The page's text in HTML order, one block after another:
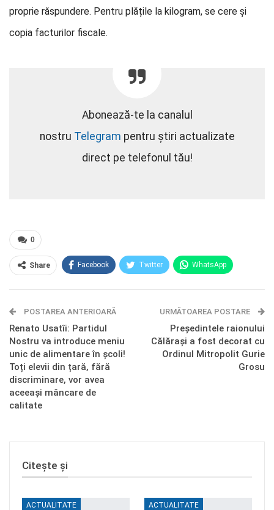
proprie răspundere. Pentru plățile la kilogram, se cere și
copia facturilor fiscale.
Abonează-te la canalul
nostru Telegram pentru știri actualizate
direct pe telefonul tău!
0
Share Facebook Twitter WhatsApp
Telegram OK.ru
POSTAREA ANTERIOARĂ
Renato Usatîi: Partidul
Nostru va introduce meniu
unic de alimentare în școli!
Toți elevii din țară, fără
discriminare, vor avea
aceeași mâncare de
calitate
URMĂTOAREA POSTARE
Președintele raionului
Călărași a fost decorat cu
Ordinul Mitropolit Gurie
Grosu
Citește și
ACTUALITATE ACTUALITATE